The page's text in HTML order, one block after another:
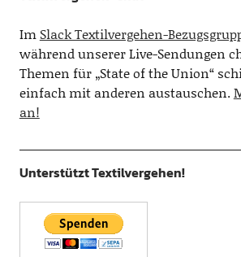
Im Slack Textilvergehen-
während unserer Live-Sendungen
Themen für „State of the Union“
einfach mit anderen austauschen.
an!
Unterstützt Textilvergehen!